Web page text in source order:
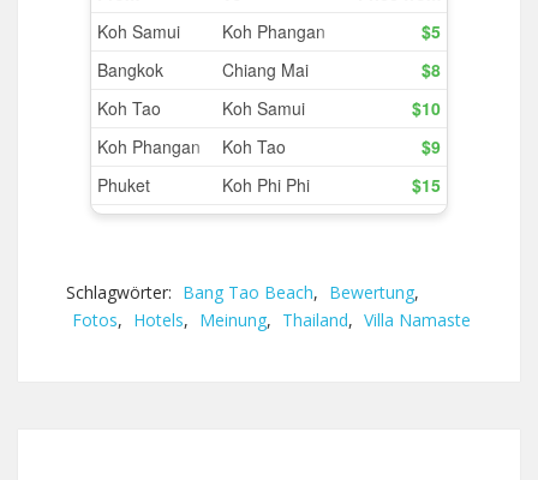
Schlagwörter: Bang Tao Beach, Bewertung,
Fotos, Hotels, Meinung, Thailand, Villa Namaste